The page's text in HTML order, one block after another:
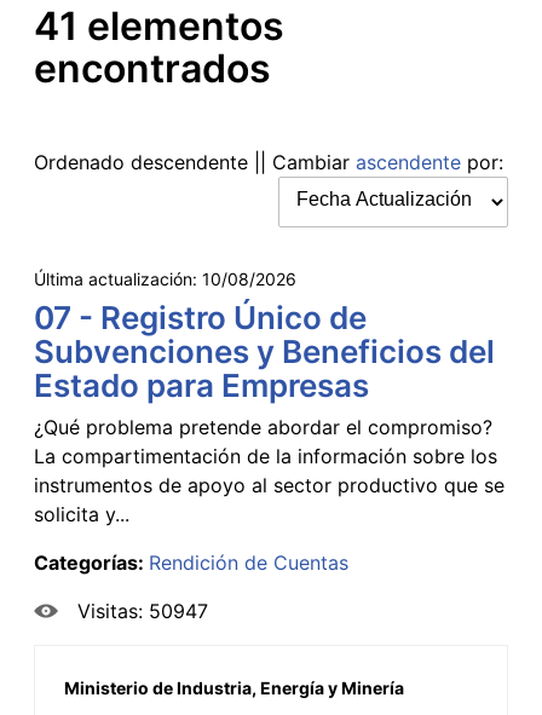
41 elementos
encontrados
Ordenado descendente || Cambiar ascendente por:
Última actualización: 10/08/2026
07 - Registro Único de
Subvenciones y Beneficios del
Estado para Empresas
¿Qué problema pretende abordar el compromiso?
La compartimentación de la información sobre los
instrumentos de apoyo al sector productivo que se
solicita y...
Categorías: Rendición de Cuentas
Visitas: 50947
Ministerio de Industria, Energía y Minería